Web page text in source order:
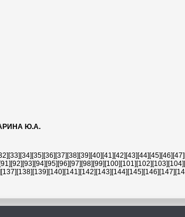
Ю.А.
[33] [34] [35] [36] [37] [38] [39] [40] [41] [42] [43] [44] [45] [46] [47]
[91] [92] [93] [94] [95] [96] [97] [98] [99] [100] [101] [102] [103] [104]
[137] [138] [139] [140] [141] [142] [143] [144] [145] [146] [147]